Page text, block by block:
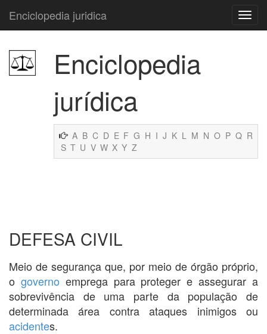
Enciclopedia juridica
Enciclopedia
jurídica
A B C D E F G H I J K L M N O P Q R
S T U V W X Y Z
DEFESA CIVIL
Meio de segurança que, por meio de órgão próprio,
o governo emprega para proteger e assegurar a
sobrevivência de uma parte da população de
determinada área contra ataques inimigos ou
acidentes.